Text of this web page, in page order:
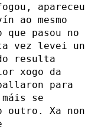
apareceu
ao mesmo
pasou no
vez levei un
resulta
xogo da
para
se
outro. Xa non